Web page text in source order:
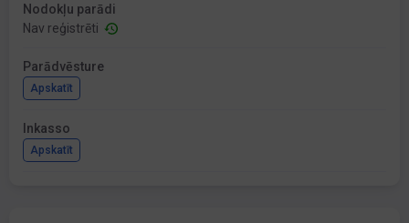
Nodokļu parādi
Nav reģistrēti
Parādvēsture
Apskatīt
Inkasso
Apskatīt